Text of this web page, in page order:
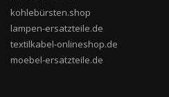
kohlebürsten.shop
lampen-ersatzteile.de
textilkabel-onlineshop.de
moebel-ersatzteile.de